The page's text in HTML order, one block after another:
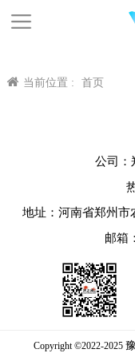
当前位置 : 首页
公司：
地址：河南省郑州市
邮箱
Copyright ©2022-2025